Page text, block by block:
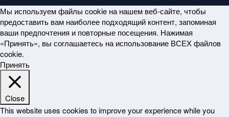
Мы используем файлы cookie на нашем веб-сайте, чтобы
предоставить вам наиболее подходящий контент, запоминая
ваши предпочтения и повторные посещения. Нажимая
«Принять», вы соглашаетесь на использование ВСЕХ файлов
cookie.
Принять
Close
This website uses cookies to improve your experience while you